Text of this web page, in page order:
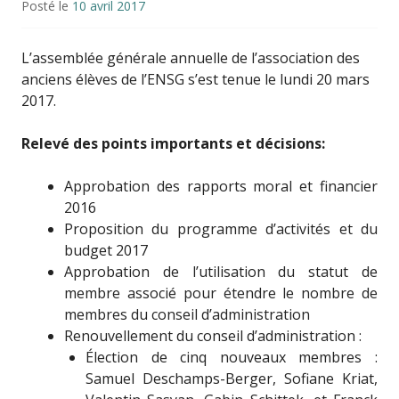
Posté le 10 avril 2017
L’assemblée générale annuelle de l’association des
anciens élèves de l’ENSG s’est tenue le lundi 20 mars
2017.
Relevé des points importants et décisions:
Approbation des rapports moral et financier
2016
Proposition du programme d’activités et du
budget 2017
Approbation de l’utilisation du statut de
membre associé pour étendre le nombre de
membres du conseil d’administration
Renouvellement du conseil d’administration :
Élection de cinq nouveaux membres :
Samuel Deschamps-Berger, Sofiane Kriat,